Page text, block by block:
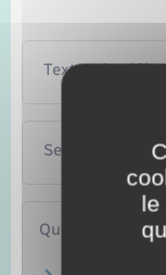
Textes de
Services en
Questions ?
le